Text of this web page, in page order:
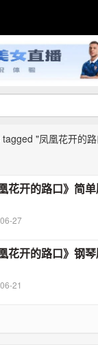
tagged "凤凰花开的
花开的路口》简单
27
花开的路口》钢
21